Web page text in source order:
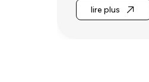
lire plus